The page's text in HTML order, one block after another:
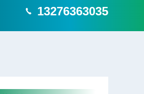
13276363035